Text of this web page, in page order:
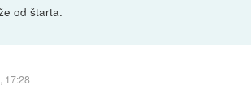
od štarta.
17:28